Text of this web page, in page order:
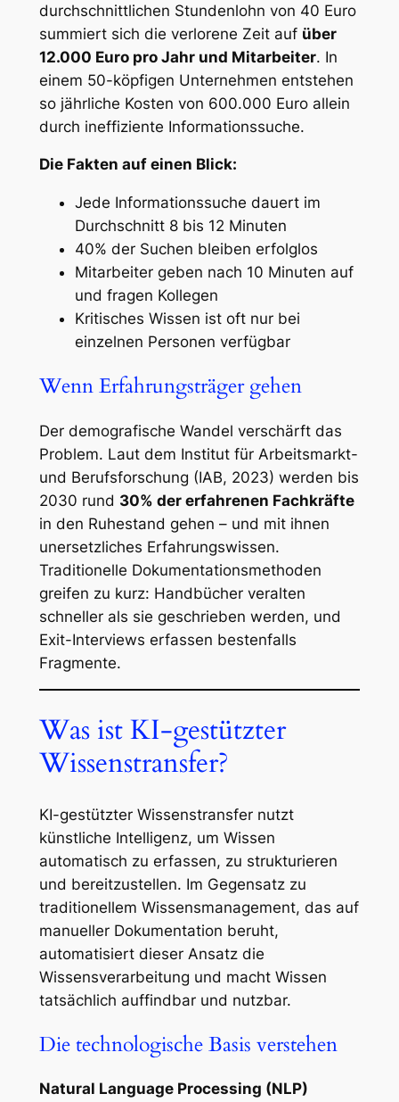
durchschnittlichen Stundenlohn von 40 Euro
summiert sich die verlorene Zeit auf über
12.000 Euro pro Jahr und Mitarbeiter. In
einem 50-köpfigen Unternehmen entstehen
so jährliche Kosten von 600.000 Euro allein
durch ineffiziente Informationssuche.
Die Fakten auf einen Blick:
Jede Informationssuche dauert im
Durchschnitt 8 bis 12 Minuten
40% der Suchen bleiben erfolglos
Mitarbeiter geben nach 10 Minuten auf
und fragen Kollegen
Kritisches Wissen ist oft nur bei
einzelnen Personen verfügbar
Wenn Erfahrungsträger gehen
Der demografische Wandel verschärft das
Problem. Laut dem Institut für Arbeitsmarkt-
und Berufsforschung (IAB, 2023) werden bis
2030 rund 30% der erfahrenen Fachkräfte
in den Ruhestand gehen – und mit ihnen
unersetzliches Erfahrungswissen.
Traditionelle Dokumentationsmethoden
greifen zu kurz: Handbücher veralten
schneller als sie geschrieben werden, und
Exit-Interviews erfassen bestenfalls
Fragmente.
Was ist KI-gestützter
Wissenstransfer?
KI-gestützter Wissenstransfer nutzt
künstliche Intelligenz, um Wissen
automatisch zu erfassen, zu strukturieren
und bereitzustellen. Im Gegensatz zu
traditionellem Wissensmanagement, das auf
manueller Dokumentation beruht,
automatisiert dieser Ansatz die
Wissensverarbeitung und macht Wissen
tatsächlich auffindbar und nutzbar.
Die technologische Basis verstehen
Natural Language Processing (NLP)